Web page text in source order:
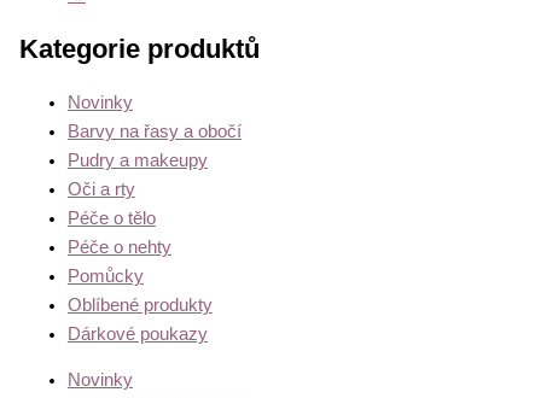
Kategorie produktů
Novinky
Barvy na řasy a obočí
Pudry a makeupy
Oči a rty
Péče o tělo
Péče o nehty
Pomůcky
Oblíbené produkty
Dárkové poukazy
Novinky